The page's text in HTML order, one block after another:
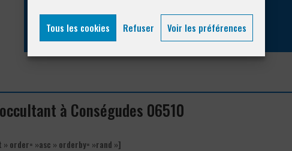
Tous les cookies Refuser Voir les préférences
04 93 74 33 76
à Conségudes 06510
order= »asc » orderby= »rand »]